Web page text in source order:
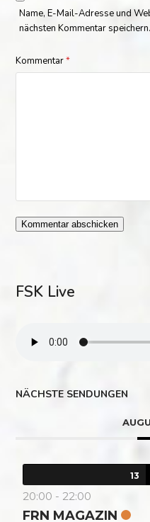
Name, E-Mail-Adresse und
nächsten Kommentar speichern.
Kommentar*
FSK Live
NÄCHSTE SENDUNGEN
13
20:00 - 22:00
FRN MAGAZIN